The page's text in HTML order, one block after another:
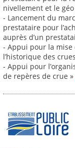
nivellement et le
- Lancement du
prestataire pour
auprès d’un
- Appui pour la mise
l’historique des
- Appui pour
de repères de crue »